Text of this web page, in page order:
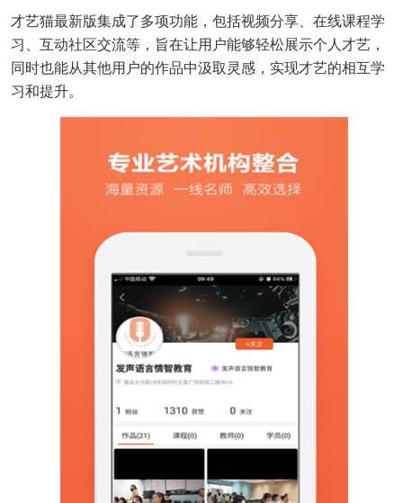
才艺猫最新版集成了多项功能，包括视频分享、在线课程学
习、互动社区交流等，旨在让用户能够轻松展示个人才艺，
同时也能从其他用户的作品中汲取灵感，实现才艺的相互学
习和提升。